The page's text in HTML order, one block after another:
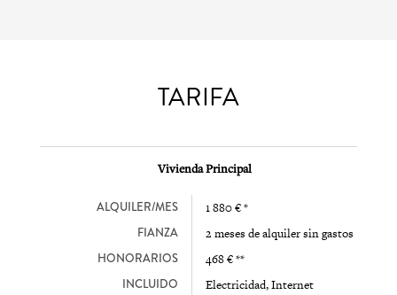
TARIFA
Vivienda Principal
ALQUILER/MES 1 880 € *
FIANZA 2 meses de alquiler sin gastos
HONORARIOS 468 € **
INCLUIDO Electricidad, Internet